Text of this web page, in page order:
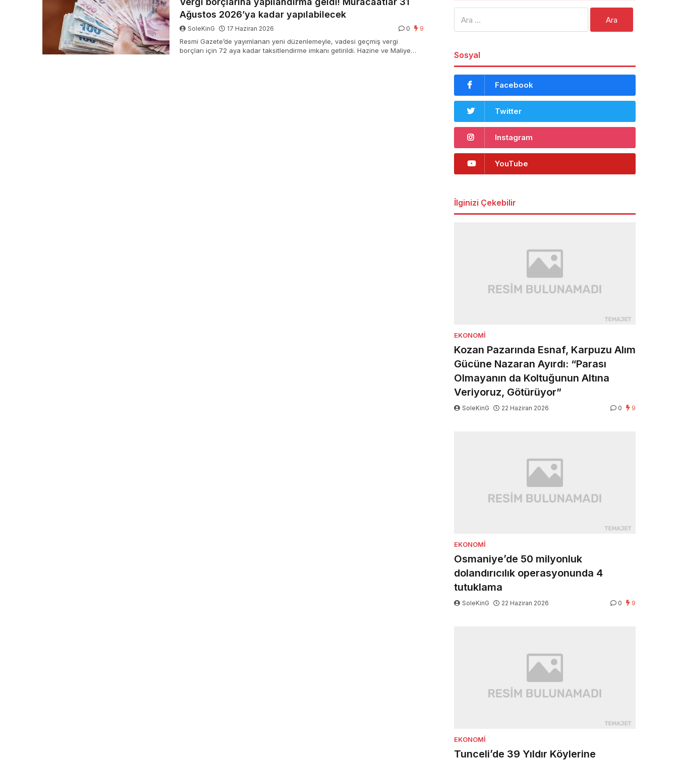
Ağustos 2026’ya kadar yapılabilecek
SoleKinG 17 Haziran 2026 0 9
Resmi Gazete’de yayımlanan yeni düzenlemeyle, vadesi geçmiş vergi
borçları için 72 aya kadar taksitlendirme imkanı getirildi. Hazine ve Maliye
Sosyal
Facebook
Twitter
Instagram
YouTube
İlginizi Çekebilir
EKONOMI
Kozan Pazarında Esnaf, Karpuzu Alım
Gücüne Nazaran Ayırdı: “Parası
Olmayanın da Koltuğunun Altına
Veriyoruz, Götürüyor”
SoleKinG 22 Haziran 2026 0 9
EKONOMI
Osmaniye’de 50 milyonluk
dolandırıcılık operasyonunda 4
tutuklama
SoleKinG 22 Haziran 2026 0 9
EKONOMI
Tunceli’de 39 Yıldır Köylerine